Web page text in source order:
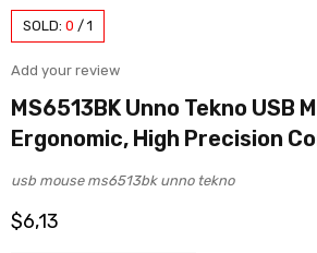
SOLD: 0 / 1
Add your review
MS6513BK Unno Tekno USB
Ergonomic, High Precision
usb mouse ms6513bk unno tekno
$6,13